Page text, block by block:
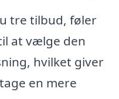
tre tilbud, føler
at vælge den
hvilket giver
en mere